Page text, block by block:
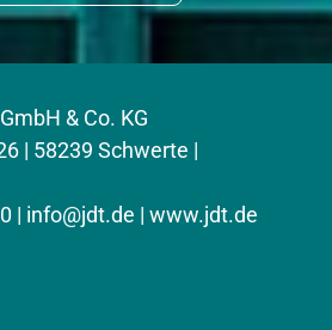
& Co. KG
| 58239 Schwerte |
| info@jdt.de | www.jdt.de